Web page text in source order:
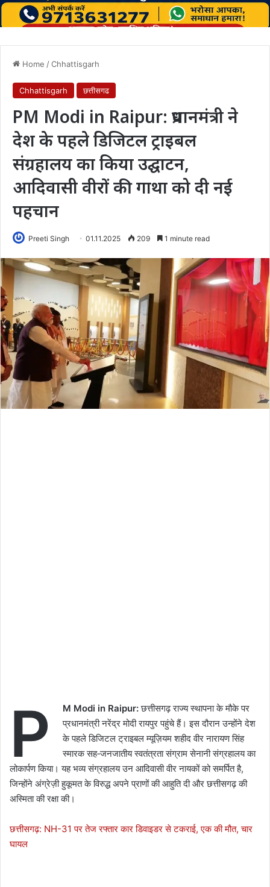
Home /Chhattisgarh
Chhattisgarh छत्तीसगढ
PM Modi in Raipur: प्रधानमंत्री ने
देश के पहले डिजिटल ट्राइबल
संग्रहालय का किया उद्घाटन,
आदिवासी वीरों की गाथा को दी नई
पहचान
Preeti Singh 01.11.2025 209 1 minute read
P M Modi in Raipur:छत्तीसगढ़ राज्य स्थापना के मौके पर
प्रधानमंत्री नरेंद्र मोदी रायपुर पहुंचे हैं। इस दौरान उन्होंने देश
के पहले डिजिटल ट्राइबल म्यूज़ियम शहीद वीर नारायण सिंह
स्मारक सह‑जनजातीय स्वतंत्रता संग्राम सेनानी संग्रहालय का
लोकार्पण किया। यह भव्य संग्रहालय उन आदिवासी वीर नायकों को समर्पित है,
जिन्होंने अंग्रेज़ी हुकूमत के विरुद्ध अपने प्राणों की आहुति दी और छत्तीसगढ़ की
अस्मिता की रक्षा की।
छत्तीसगढ़: NH-31 पर तेज रफ्तार कार डिवाइडर से टकराई, एक की मौत, चार
घायल